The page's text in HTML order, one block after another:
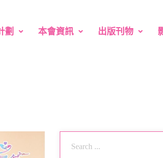
劃 本會資訊 出版刊物